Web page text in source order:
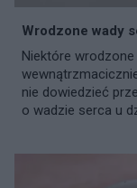
Wrodzone wady
Niektóre
nie dowiedzieć
o wadzie serca u